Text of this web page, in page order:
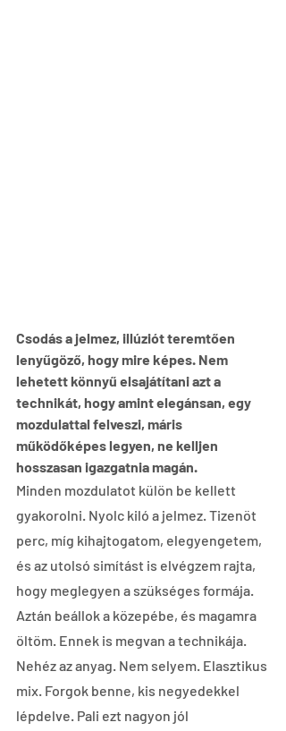
Csodás a jelmez, illúziót teremtően
lenyűgöző, hogy mire képes. Nem
lehetett könnyű elsajátítani azt a
technikát, hogy amint elegánsan, egy
mozdulattal felveszi, máris
működőképes legyen, ne kelljen
hosszasan igazgatnia magán.
Minden mozdulatot külön be kellett
gyakorolni. Nyolc kiló a jelmez. Tizenöt
perc, míg kihajtogatom, elegyengetem,
és az utolsó simítást is elvégzem rajta,
hogy meglegyen a szükséges formája.
Aztán beállok a közepébe, és magamra
öltöm. Ennek is megvan a technikája.
Nehéz az anyag. Nem selyem. Elasztikus
mix. Forgok benne, kis negyedekkel
lépdelve. Pali ezt nagyon jól